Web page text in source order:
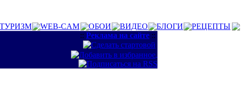
ТУРИЗМ WEB-CAM ОБОИ ВИДЕО БЛОГИ
РЕЦЕПТЫ
:: Реклама на сайте ::